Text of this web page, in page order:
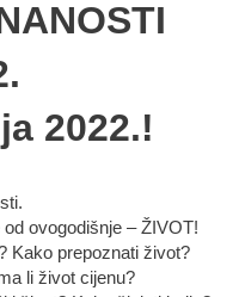
2022.!
ovogodišnje – ŽIVOT!
Kako prepoznati život?
li život cijenu?